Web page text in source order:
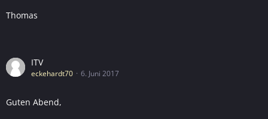
Thomas
ITV
eckehardt70 6. Juni 2017
Guten Abend,